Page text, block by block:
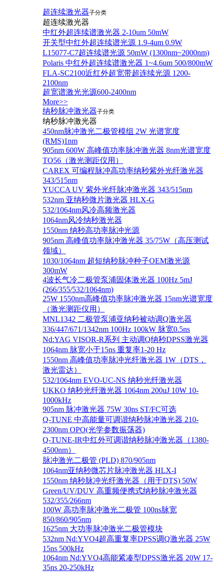
超连续激光器子分类
超连续激光器
中红外超连续谱激光器 2-10um 50mW
开关型中红外超连续谱光源 1.9-4um 0.9W
L15077-C7超连续谱光源 50mW (1300nm~2000nm)
Polaris 中红外超连续谱激光器 1~4.6um 500/800mW
FLA-SC2100近红外超宽带超连续光源 1200-
2100nm
超宽谱激光光源600-2400nm
More>>
纳秒脉冲激光器子分类
纳秒脉冲激光器
450nm脉冲激光二极管模组 2W 光谱宽度
(RMS)1nm
905nm 600W 高峰值功率脉冲激光器 8nm光谱宽度
TO56（激光测距仪用）
CAREX 可编程脉冲高功率纳秒紫外光纤激光器
343/515nm
YUCCA UV 紫外光纤脉冲激光器 343/515nm
532nm 亚纳秒微片激光器 HLX-G
532/1064nm风冷高频激光器
1064nm风冷纳秒激光器
1550nm 纳秒高功率脉冲光源
905nm 高峰值功率脉冲激光器 35/75W（高压测试
领域）
1030/1064nm 超短纳秒脉冲种子OEM激光源
300mW
4波长气冷二极管泵浦固体激光器 100Hz 5mJ
(266/355/532/1064nm)
25W 1550nm高峰值功率脉冲激光器 15nm光谱宽度
（激光测距仪用）
MNL1342 二极管泵浦亚纳秒被动调Q激光器
336/447/671/1342nm 100Hz 100kW 脉宽0.5ns
Nd:YAG VISOR-R系列 主动调Q纳秒DPSS激光器
1064nm 脉宽小于15ns 重复率1-20 Hz
1550nm 高峰值功率脉冲光纤激光器 1W（DTS，
激光雷达）
532/1064nm EVO-UC-NS 纳秒光纤激光器
UKKO 纳秒光纤激光器 1064nm 200uJ 10W 10-
1000kHz
905nm 脉冲激光器 75W 30ns ST/FC可选
Q-TUNE 中高能量可调谐纳秒脉冲激光器 210-
2300nm OPO(光学参数振荡器)
Q-TUNE-IR中红外可调谐纳秒脉冲激光器（1380-
4500nm）
脉冲激光二极管 (PLD) 870/905nm
1064nm亚纳秒微芯片脉冲激光器 HLX-I
1550nm 纳秒脉冲光纤激光器（用于DTS) 50W
Green/UV/DUV 高重频便携式纳秒脉冲激光器
532/355/266nm
100W 高功率脉冲激光二极管 100ns脉宽
850/860/905nm
1625nm 大功率脉冲激光二极管模块
532nm Nd:YVO4超高重复率DPSS调Q激光器 25W
15ns 500kHz
1064nm Nd:YVO4高能紧凑型DPSS激光器 20W 17-
35ns 20-250kHz